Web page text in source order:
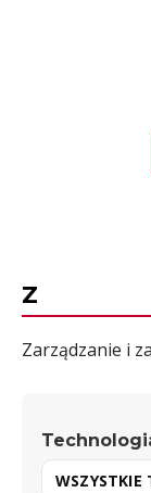
Z
Zarządzanie i